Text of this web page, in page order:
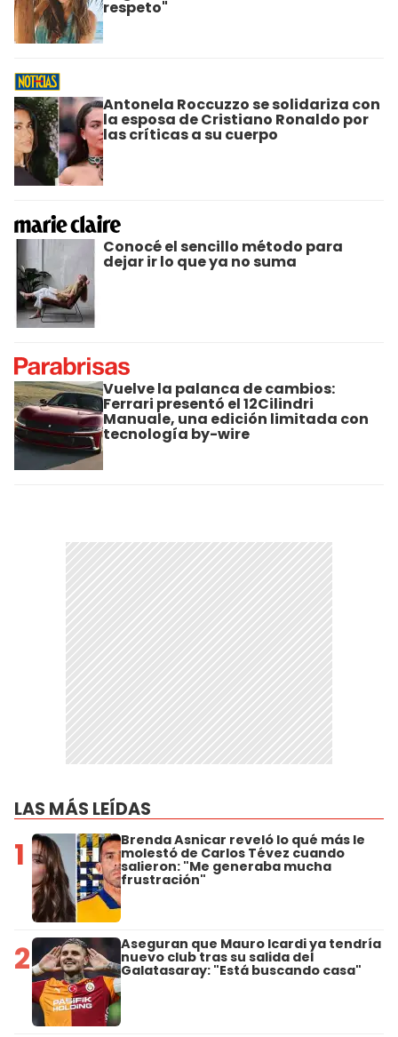
respeto"
Antonela Roccuzzo se solidariza con
la esposa de Cristiano Ronaldo por
las críticas a su cuerpo
Conocé el sencillo método para
dejar ir lo que ya no suma
Vuelve la palanca de cambios:
Ferrari presentó el 12Cilindri
Manuale, una edición limitada con
tecnología by-wire
LAS MÁS LEÍDAS
1 Brenda Asnicar reveló lo qué más le
molestó de Carlos Tévez cuando
salieron: "Me generaba mucha
frustración"
2 Aseguran que Mauro Icardi ya tendría
nuevo club tras su salida del
Galatasaray: "Está buscando casa"